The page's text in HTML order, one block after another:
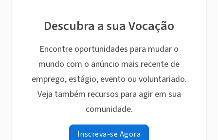
Descubra a sua Vocação
Encontre oportunidades para mudar o
mundo com o anúncio mais recente de
emprego, estágio, evento ou voluntariado.
Veja também recursos para agir em sua
comunidade.
Inscreva-se Agora